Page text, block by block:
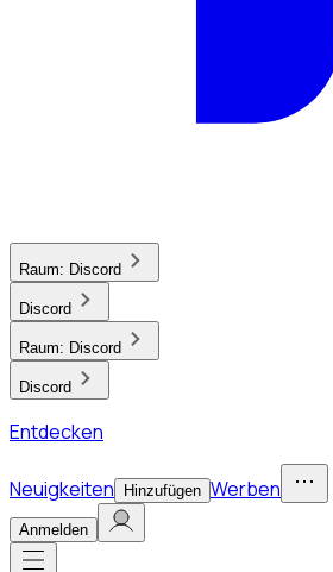
Raum: Discord
Discord
Raum: Discord
Discord
Entdecken
Neuigkeiten Hinzufügen Werben
Anmelden